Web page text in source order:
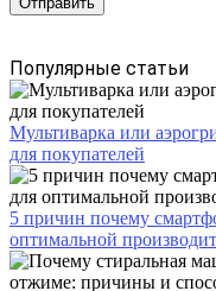
Популярные статьи
Мультиварка или
для покупателей
5 причин почему
оптимальной